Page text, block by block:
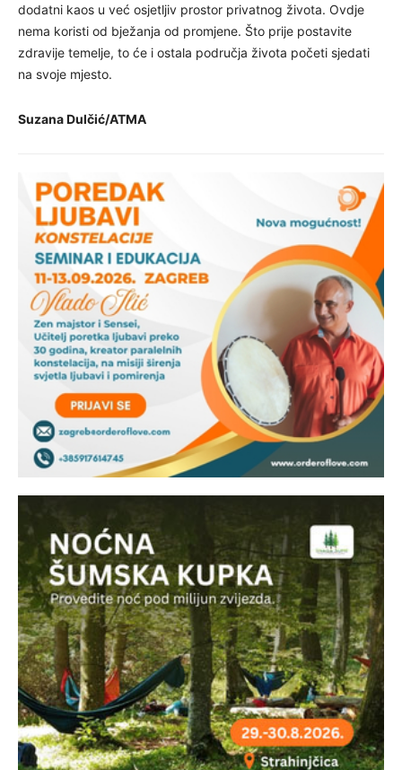
dodatni kaos u već osjetljiv prostor privatnog života. Ovdje
nema koristi od bježanja od promjene. Što prije postavite
zdravije temelje, to će i ostala područja života početi sjedati
na svoje mjesto.
Suzana Dulčić/ATMA